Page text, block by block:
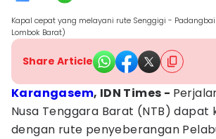
Kapal cepat yang melayani rute Senggigi - Padangbai
Lombok Barat)
Share Article
Karangasem, IDN Times -
Nusa Tenggara Barat (NTB) dapat
dengan rute penyeberangan